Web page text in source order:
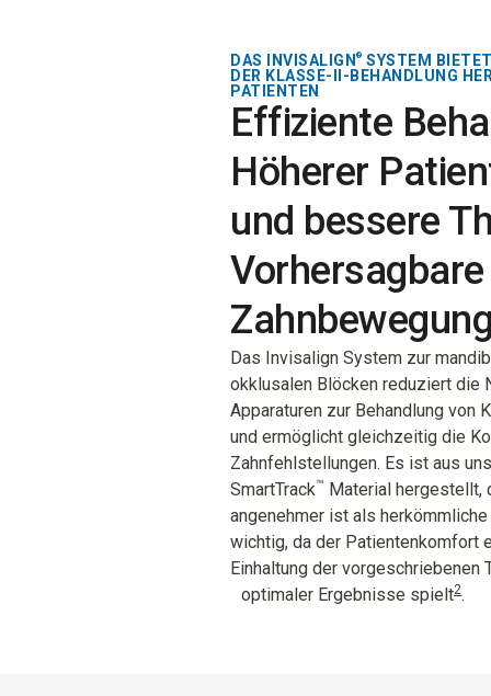
DAS INVISALIGN® SYSTEM
DER KLASSE-II-BEHANDLUNG
PATIENTEN
Effiziente
Höherer
und bessere
Vorhersagbare
Das Invisalign System zur
okklusalen Blöcken reduziert die
Apparaturen zur Behandlung
und ermöglicht gleichzeitig die
Zahnfehlstellungen. Es ist aus
SmartTrack™ Material hergestellt,
angenehmer ist als
wichtig, da der Patientenkomfort
Einhaltung der vorgeschriebenen
optimaler Ergebnisse spielt2.